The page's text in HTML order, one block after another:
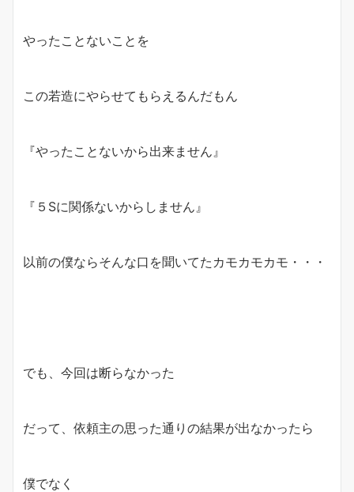
やったことないことを
この若造にやらせてもらえるんだもん
『やったことないから出来ません』
『５Sに関係ないからしません』
以前の僕ならそんな口を聞いてたカモカモカモ・・・
でも、今回は断らなかった
だって、依頼主の思った通りの結果が出なかったら
僕でなく